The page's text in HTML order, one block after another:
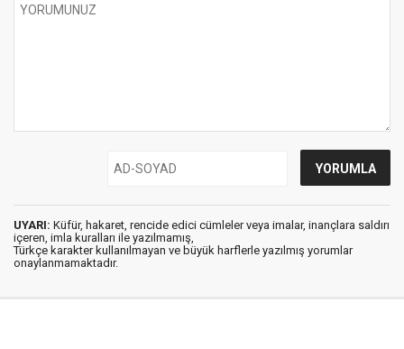
UYARI: Küfür, hakaret, rencide edici cümleler veya imalar, inançlara saldırı
içeren, imla kuralları ile yazılmamış,
Türkçe karakter kullanılmayan ve büyük harflerle yazılmış yorumlar
onaylanmamaktadır.